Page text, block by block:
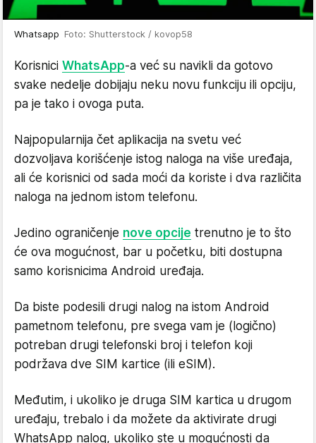
Whatsapp Foto: Shutterstock / kovop58
Korisnici WhatsApp-a već su navikli da gotovo
svake nedelje dobijaju neku novu funkciju ili opciju,
pa je tako i ovoga puta.
Najpopularnija čet aplikacija na svetu već
dozvoljava korišćenje istog naloga na više uređaja,
ali će korisnici od sada moći da koriste i dva različita
naloga na jednom istom telefonu.
Jedino ograničenje nove opcije trenutno je to što
će ova mogućnost, bar u početku, biti dostupna
samo korisnicima Android uređaja.
Da biste podesili drugi nalog na istom Android
pametnom telefonu, pre svega vam je (logično)
potreban drugi telefonski broj i telefon koji
podržava dve SIM kartice (ili eSIM).
Međutim, i ukoliko je druga SIM kartica u drugom
uređaju, trebalo i da možete da aktivirate drugi
WhatsApp nalog, ukoliko ste u mogućnosti da